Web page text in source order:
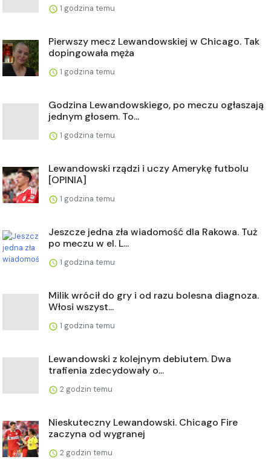
1 godzina temu
Pierwszy mecz Lewandowskiej w Chicago. Tak
dopingowała męża
1 godzina temu
Godzina Lewandowskiego, po meczu ogłaszają
jednym głosem. To...
1 godzina temu
Lewandowski rządzi i uczy Amerykę futbolu
[OPINIA]
1 godzina temu
Jeszcze jedna zła wiadomość dla Rakowa. Tuż
po meczu w el. L...
1 godzina temu
Milik wrócił do gry i od razu bolesna diagnoza.
Włosi wszyst...
1 godzina temu
Lewandowski z kolejnym debiutem. Dwa
trafienia zdecydowały o...
2 godzin temu
Nieskuteczny Lewandowski. Chicago Fire
zaczyna od wygranej
2 godzin temu